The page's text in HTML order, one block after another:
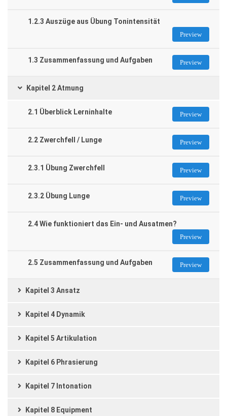
1.2.3 Auszüge aus Übung Tonintensität
Preview
1.3 Zusammenfassung und Aufgaben Preview
Kapitel 2 Atmung
2.1 Überblick Lerninhalte Preview
2.2 Zwerchfell / Lunge Preview
2.3.1 Übung Zwerchfell Preview
2.3.2 Übung Lunge Preview
2.4 Wie funktioniert das Ein- und Ausatmen?
Preview
2.5 Zusammenfassung und Aufgaben Preview
Kapitel 3 Ansatz
Kapitel 4 Dynamik
Kapitel 5 Artikulation
Kapitel 6 Phrasierung
Kapitel 7 Intonation
Kapitel 8 Equipment